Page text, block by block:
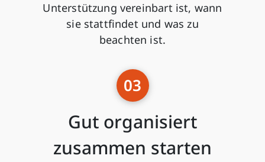
Unterstützung vereinbart ist, wann
sie stattfindet und was zu
beachten ist.
03
Gut organisiert
zusammen starten